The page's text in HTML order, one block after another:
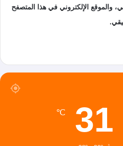
والموقع الإلكتروني في هذا المتصفح
31
℃